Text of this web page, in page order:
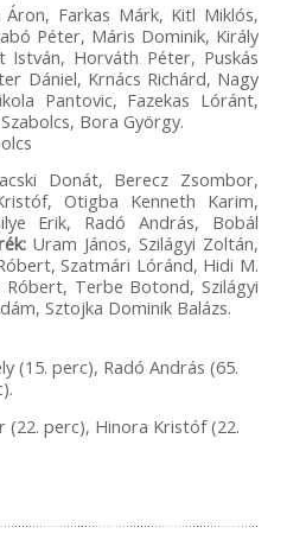
Farkas Márk, Kitl Miklós,
Péter, Máris Dominik, Király
István, Horváth Péter, Puskás
Dániel, Krnács Richárd, Nagy
Pantovic, Fazekas Lóránt,
Bora György.
Donát, Berecz Zsombor,
Otigba Kenneth Karim,
Erik, Radó András, Bobál
Uram János, Szilágyi Zoltán,
Szatmári Lóránd, Hidi M.
Terbe Botond, Szilágyi
Sztojka Dominik Balázs.
(15. perc), Radó András (65.
(22. perc), Hinora Kristóf (22.